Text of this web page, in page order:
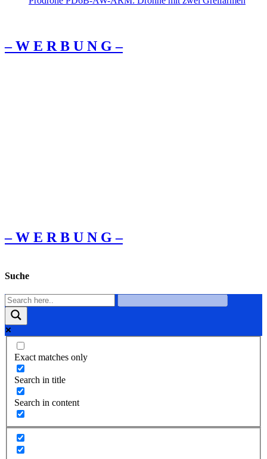
– W Ε R Β U Ν G –
– W Ε R Β U Ν G –
Suche
Exact matches only
Search in title
Search in content